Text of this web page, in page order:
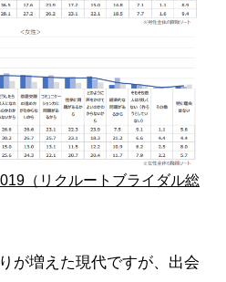
（リクルートブライダル総
が増えた現代ですが、出会